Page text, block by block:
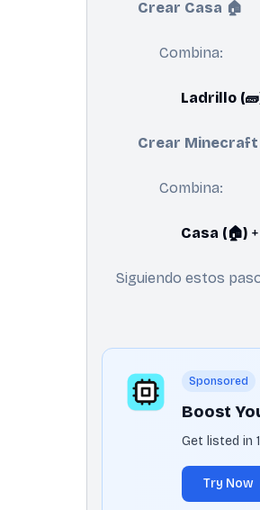
Crear Casa 🏠
Combina:
Ladrillo
Crear
Combina:
Casa (🏠) +
Siguiendo estos
Sponsored
Boost
Get listed in
Try Now